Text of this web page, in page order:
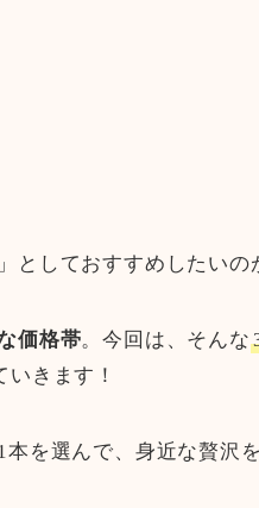
としておすすめしたいの
価格帯。今回は、そんな
きます！
を選んで、身近な贅沢